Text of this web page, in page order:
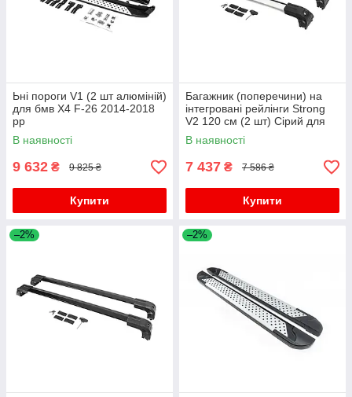
Ьні пороги V1 (2 шт алюміній)
для бмв X4 F-26 2014-2018
рр
В наявності
9 632 ₴ 9 825 ₴
Купити
Багажник (поперечини) на
інтегровані рейлінги Strong
V2 120 см (2 шт) Сірий для
бмв X4 F-26 2014-2018 рр
В наявності
7 437 ₴ 7 586 ₴
Купити
–2% –2%